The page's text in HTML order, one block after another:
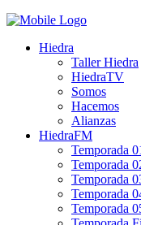
Hiedra
Taller Hiedra
HiedraTV
Somos
Hacemos
Alianzas
HiedraFM
Temporada
Temporada
Temporada
Temporada
Temporada